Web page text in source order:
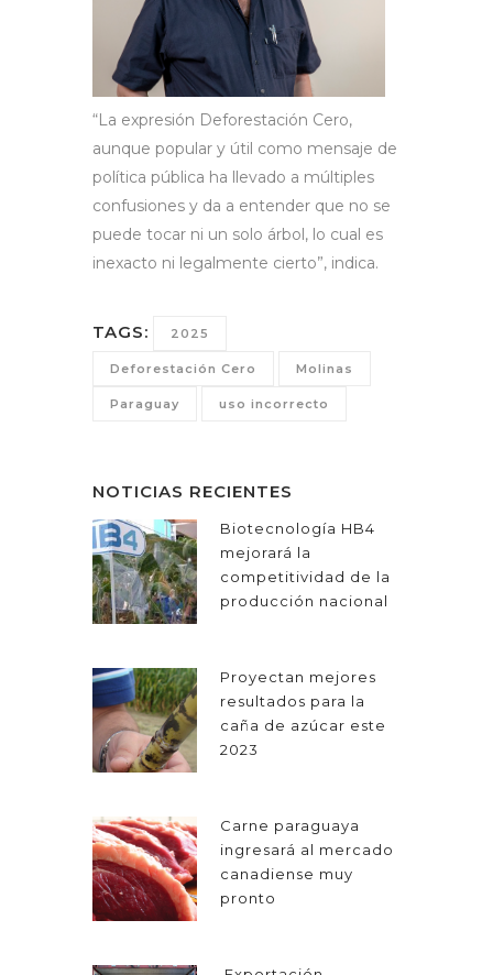
“La expresión Deforestación Cero,
aunque popular y útil como mensaje de
política pública ha llevado a múltiples
confusiones y da a entender que no se
puede tocar ni un solo árbol, lo cual es
inexacto ni legalmente cierto”, indica.
TAGS: 2025
Deforestación Cero Molinas
Paraguay uso incorrecto
NOTICIAS RECIENTES
Biotecnología HB4
mejorará la
competitividad de la
producción nacional
Proyectan mejores
resultados para la
caña de azúcar este
2023
Carne paraguaya
ingresará al mercado
canadiense muy
pronto